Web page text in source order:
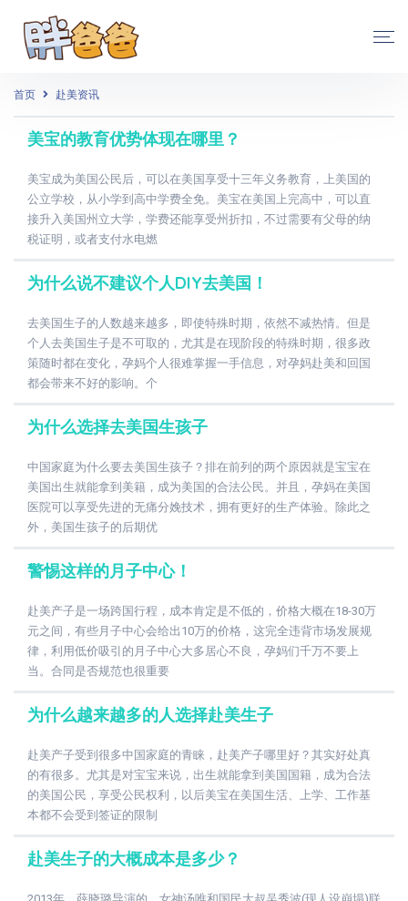
首页 赴美资讯
美宝的教育优势体现在哪里？
美宝成为美国公民后，可以在美国享受十三年义务教育，上美国的
公立学校，从小学到高中学费全免。美宝在美国上完高中，可以直
接升入美国州立大学，学费还能享受州折扣，不过需要有父母的纳
税证明，或者支付水电燃
为什么说不建议个人DIY去美国！
去美国生子的人数越来越多，即使特殊时期，依然不减热情。但是
个人去美国生子是不可取的，尤其是在现阶段的特殊时期，很多政
策随时都在变化，孕妈个人很难掌握一手信息，对孕妈赴美和回国
都会带来不好的影响。个
为什么选择去美国生孩子
中国家庭为什么要去美国生孩子？排在前列的两个原因就是宝宝在
美国出生就能拿到美籍，成为美国的合法公民。并且，孕妈在美国
医院可以享受先进的无痛分娩技术，拥有更好的生产体验。除此之
外，美国生孩子的后期优
警惕这样的月子中心！
赴美产子是一场跨国行程，成本肯定是不低的，价格大概在18-30万
元之间，有些月子中心会给出10万的价格，这完全违背市场发展规
律，利用低价吸引的月子中心大多居心不良，孕妈们千万不要上
当。合同是否规范也很重要
为什么越来越多的人选择赴美生子
赴美产子受到很多中国家庭的青睐，赴美产子哪里好？其实好处真
的有很多。尤其是对宝宝来说，出生就能拿到美国国籍，成为合法
的美国公民，享受公民权利，以后美宝在美国生活、上学、工作基
本都不会受到签证的限制
赴美生子的大概成本是多少？